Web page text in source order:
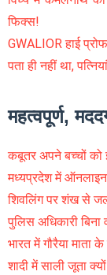
फिक्स!
GWALIOR हाई
पता ही नहीं था,
महत्वपूर्ण,
कबूतर अपने बच्चों को
मध्यप्रदेश में
शिवलिंग पर शंख से जल
पुलिस अधिकारी
भारत में गौरैया माता
शादी में साली जूता